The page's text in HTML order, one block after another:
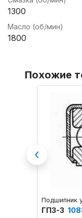
1300
Масло (об/мин)
1800
Похожие
Подшипник
ГПЗ-3
Previous